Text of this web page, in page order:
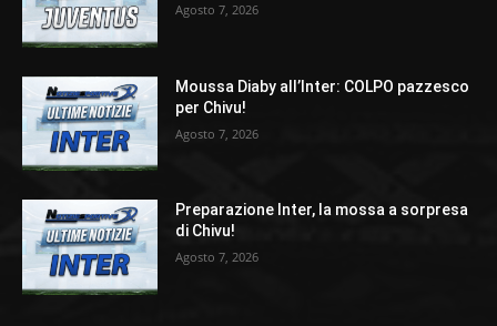
Agosto 7, 2026
Moussa Diaby all’Inter: COLPO pazzesco
per Chivu!
Agosto 7, 2026
Preparazione Inter, la mossa a sorpresa
di Chivu!
Agosto 7, 2026